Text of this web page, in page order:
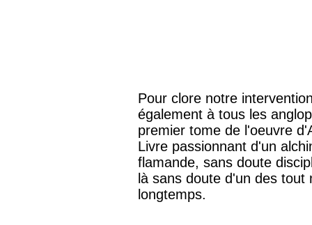
Pour clore notre
également à tous les
premier tome de l'oeuvre
Livre passionnant d'un
flamande, sans doute
là sans doute d'un des
longtemps.